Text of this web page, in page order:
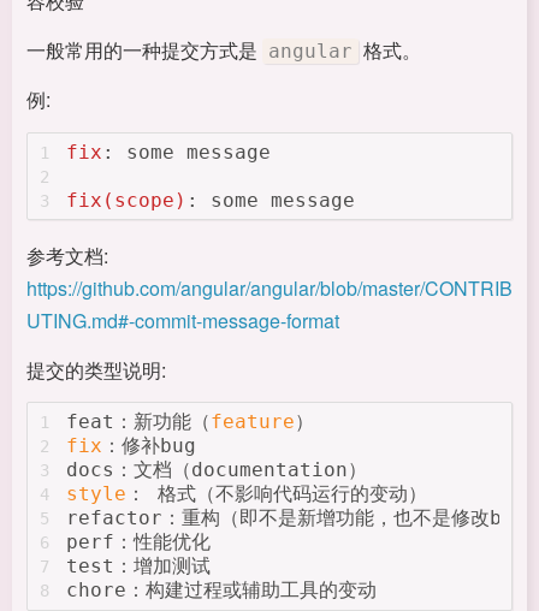
一般常用的一种提交方式是 angular 格式。
例:
1
2
3
fix : some message
fix(scope) : some message
参考文档:
https://github.com/angular/angular/blob/master/CONTRIB
UTING.md#-commit-message-format
提交的类型说明:
1
2
3
4
5
6
7
8
feat：新功能（feature）
fix ：修补bug
docs：文档（documentation）
style ： 格式（不影响代码运行的变动）
refactor：重构（即不是新增功能，也不是修改bug
perf：性能优化
test：增加测试
chore：构建过程或辅助工具的变动